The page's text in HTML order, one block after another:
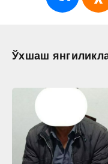
Ўхшаш